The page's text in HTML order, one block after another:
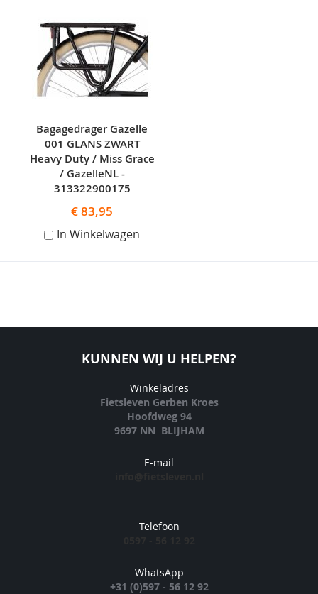
carousel
Bagagedrager Gazelle
001 GLANS ZWART
Heavy Duty / Miss Grace
/ GazelleNL -
313322900175
€ 83,95
In Winkelwagen
KUNNEN WIJ U HELPEN?
Winkeladres
Fietsleven Gerben Kroes
Hoofdweg 94
9697 NN BLIJHAM
E-mail
Telefoon
WhatsApp
+31 (0)597 - 56 12 92